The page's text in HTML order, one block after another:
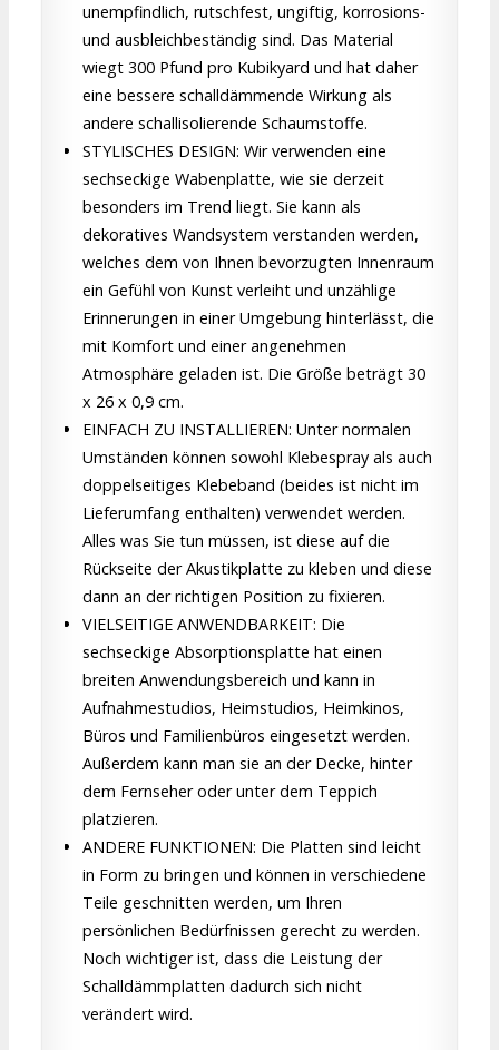
unempfindlich, rutschfest, ungiftig, korrosions-
und ausbleichbeständig sind. Das Material
wiegt 300 Pfund pro Kubikyard und hat daher
eine bessere schalldämmende Wirkung als
andere schallisolierende Schaumstoffe.
STYLISCHES DESIGN: Wir verwenden eine
sechseckige Wabenplatte, wie sie derzeit
besonders im Trend liegt. Sie kann als
dekoratives Wandsystem verstanden werden,
welches dem von Ihnen bevorzugten Innenraum
ein Gefühl von Kunst verleiht und unzählige
Erinnerungen in einer Umgebung hinterlässt, die
mit Komfort und einer angenehmen
Atmosphäre geladen ist. Die Größe beträgt 30
x 26 x 0,9 cm.
EINFACH ZU INSTALLIEREN: Unter normalen
Umständen können sowohl Klebespray als auch
doppelseitiges Klebeband (beides ist nicht im
Lieferumfang enthalten) verwendet werden.
Alles was Sie tun müssen, ist diese auf die
Rückseite der Akustikplatte zu kleben und diese
dann an der richtigen Position zu fixieren.
VIELSEITIGE ANWENDBARKEIT: Die
sechseckige Absorptionsplatte hat einen
breiten Anwendungsbereich und kann in
Aufnahmestudios, Heimstudios, Heimkinos,
Büros und Familienbüros eingesetzt werden.
Außerdem kann man sie an der Decke, hinter
dem Fernseher oder unter dem Teppich
platzieren.
ANDERE FUNKTIONEN: Die Platten sind leicht
in Form zu bringen und können in verschiedene
Teile geschnitten werden, um Ihren
persönlichen Bedürfnissen gerecht zu werden.
Noch wichtiger ist, dass die Leistung der
Schalldämmplatten dadurch sich nicht
verändert wird.